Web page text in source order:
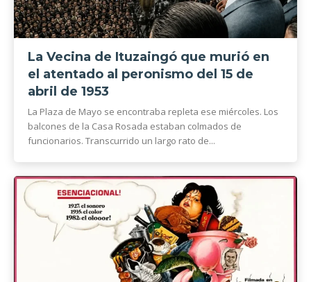
La Vecina de Ituzaingó que murió en
el atentado al peronismo del 15 de
abril de 1953
La Plaza de Mayo se encontraba repleta ese miércoles. Los
balcones de la Casa Rosada estaban colmados de
funcionarios. Transcurrido un largo rato de...